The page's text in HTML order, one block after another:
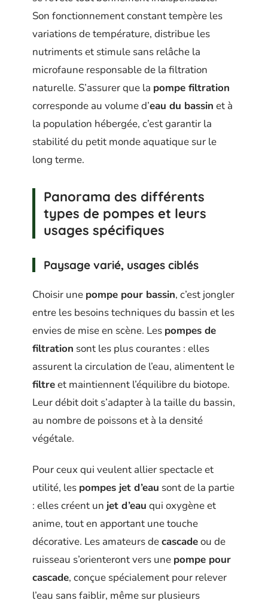
Son fonctionnement constant tempère les
variations de température, distribue les
nutriments et stimule sans relâche la
microfaune responsable de la filtration
naturelle. S’assurer que la pompe filtration
corresponde au volume d’eau du bassin et à
la population hébergée, c’est garantir la
stabilité du petit monde aquatique sur le
long terme.
Panorama des différents
types de pompes et leurs
usages spécifiques
Paysage varié, usages ciblés
Choisir une pompe pour bassin, c’est jongler
entre les besoins techniques du bassin et les
envies de mise en scène. Les pompes de
filtration sont les plus courantes : elles
assurent la circulation de l’eau, alimentent le
filtreet maintiennent l’équilibre du biotope.
Leur débit doit s’adapter à la taille du bassin,
au nombre de poissons et à la densité
végétale.
Pour ceux qui veulent allier spectacle et
utilité, les pompes jet d’eau sont de la partie
: elles créent un jet d’eau qui oxygène et
anime, tout en apportant une touche
décorative. Les amateurs decascadeou de
ruisseau s’orienteront vers une pompe pour
cascade, conçue spécialement pour relever
l’eau sans faiblir, même sur plusieurs